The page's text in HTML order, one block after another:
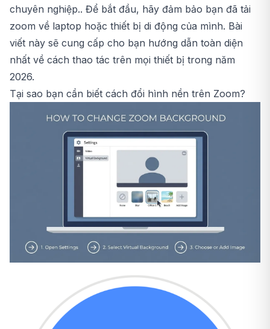
chuyên nghiệp.. Để bắt đầu, hãy đảm bảo bạn đã tải
zoom về laptop hoặc thiết bị di động của mình. Bài
viết này sẽ cung cấp cho bạn hướng dẫn toàn diện
nhất về cách thao tác trên mọi thiết bị trong năm
2026.
Tại sao bạn cần biết cách đổi hình nền trên Zoom?